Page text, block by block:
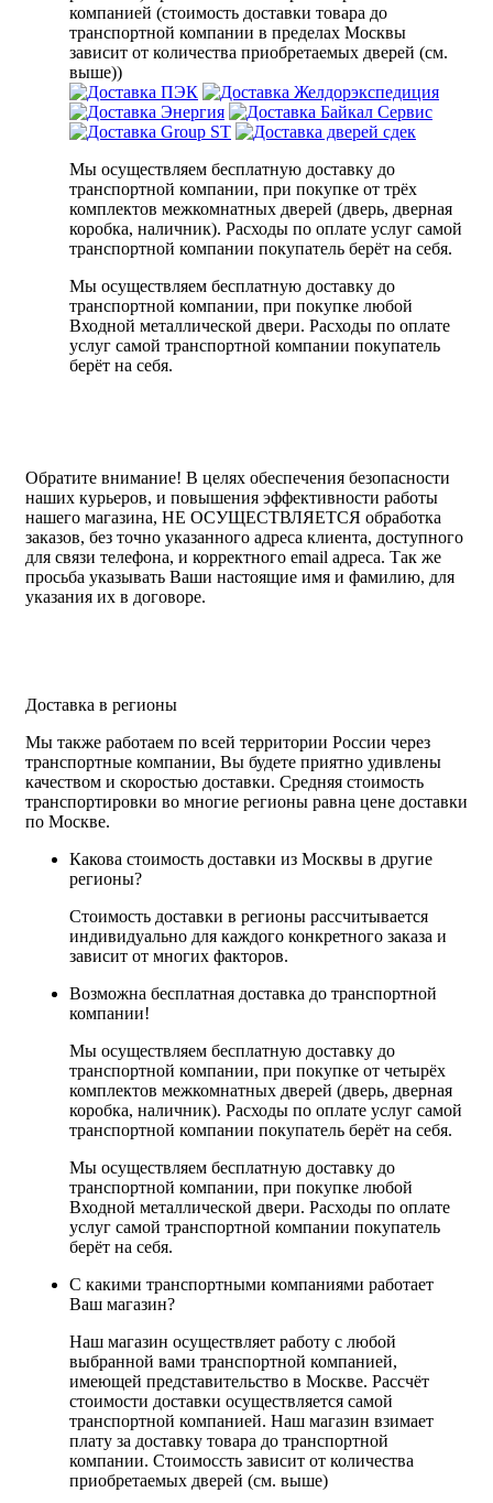
компанией (стоимость доставки товара до
транспортной компании в пределах Москвы
зависит от количества приобретаемых дверей (см.
выше))
Мы осуществляем бесплатную доставку до
транспортной компании, при покупке от трёх
комплектов межкомнатных дверей (дверь, дверная
коробка, наличник). Расходы по оплате услуг самой
транспортной компании покупатель берёт на себя.
Мы осуществляем бесплатную доставку до
транспортной компании, при покупке любой
Входной металлической двери. Расходы по оплате
услуг самой транспортной компании покупатель
берёт на себя.
Обратите внимание! В целях обеспечения безопасности
наших курьеров, и повышения эффективности работы
нашего магазина, НЕ ОСУЩЕСТВЛЯЕТСЯ обработка
заказов, без точно указанного адреса клиента, доступного
для связи телефона, и корректного email адреса. Так же
просьба указывать Ваши настоящие имя и фамилию, для
указания их в договоре.
Доставка в регионы
Мы также работаем по всей территории России через
транспортные компании, Вы будете приятно удивлены
качеством и скоростью доставки. Средняя стоимость
транспортировки во многие регионы равна цене доставки
по Москве.
Какова стоимость доставки из Москвы в другие
регионы?
Стоимость доставки в регионы рассчитывается
индивидуально для каждого конкретного заказа и
зависит от многих факторов.
Возможна бесплатная доставка до транспортной
компании!
Мы осуществляем бесплатную доставку до
транспортной компании, при покупке от четырёх
комплектов межкомнатных дверей (дверь, дверная
коробка, наличник). Расходы по оплате услуг самой
транспортной компании покупатель берёт на себя.
Мы осуществляем бесплатную доставку до
транспортной компании, при покупке любой
Входной металлической двери. Расходы по оплате
услуг самой транспортной компании покупатель
берёт на себя.
С какими транспортными компаниями работает
Ваш магазин?
Наш магазин осуществляет работу с любой
выбранной вами транспортной компанией,
имеющей представительство в Москве. Рассчёт
стоимости доставки осуществляется самой
транспортной компанией. Наш магазин взимает
плату за доставку товара до транспортной
компании. Стоимоссть зависит от количества
приобретаемых дверей (см. выше)